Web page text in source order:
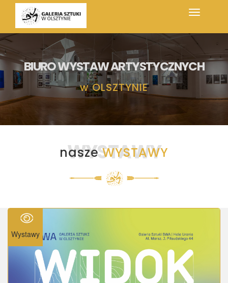
BIURO WYSTAW ARTYSTYCZNYCH
w OLSZTYNIE
WYSTAWY
naszeWYSTAWY
Wystawy